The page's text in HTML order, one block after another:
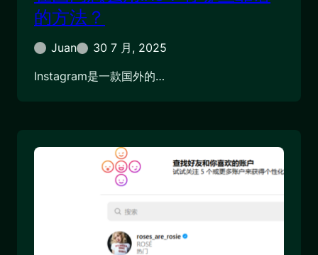
的方法？
Juan
30 7 月, 2025
Instagram是一款国外的…